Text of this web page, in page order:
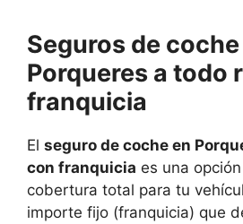
Seguros de
Porqueres a todo
franquicia
El seguro de coche en
con franquicia es una
cobertura total para tu
importe fijo (franquicia) que